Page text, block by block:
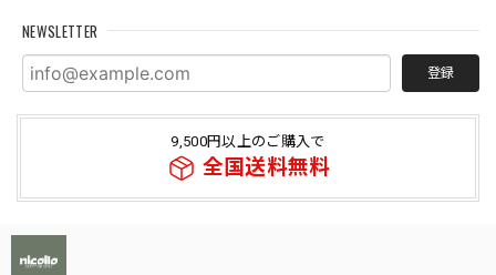
NEWSLETTER
登録
9,500円以上のご購入で
全国送料無料